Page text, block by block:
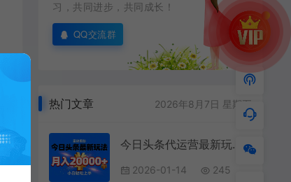
习，共同进步，共同成长！
QQ交流群
热门文章 2026年8月7日 星期五
今日头条代运营最新玩法，轻轻松松月入20000＋
2026-01-14 245